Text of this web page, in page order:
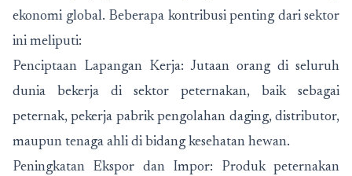
ekonomi global. Beberapa kontribusi penting dari sektor
ini meliputi:
Penciptaan Lapangan Kerja: Jutaan orang di seluruh
dunia bekerja di sektor peternakan, baik sebagai
peternak, pekerja pabrik pengolahan daging, distributor,
maupun tenaga ahli di bidang kesehatan hewan.
Peningkatan Ekspor dan Impor: Produk peternakan